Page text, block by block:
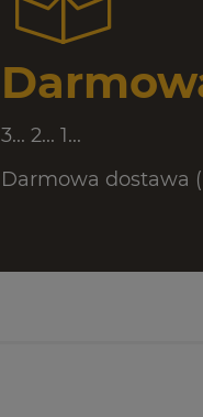
3... 2... 1...
Darmowa dostawa